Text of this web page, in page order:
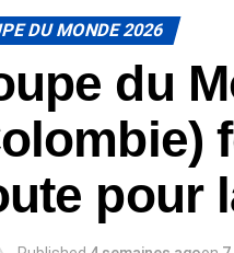
DU MONDE 2026
du
pour